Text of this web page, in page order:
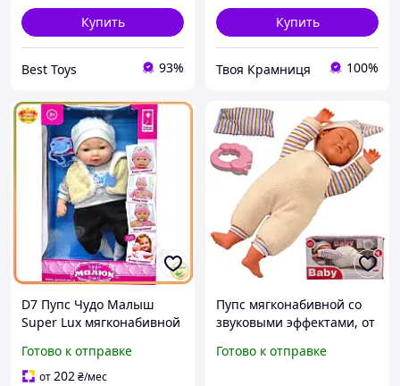
Купить
Best Toys 93%
Купить
Твоя Крамниця 100%
D7 Пупс Чудо Малыш
Super Lux мягконабивной
интерактивная игрушка с
звуковыми эфф MOD58L
Готово к отправке
от202₴/мес
Пупс мягконабивной со
звуковыми эффектами, от
пупс с мягким телом
Готово к отправке